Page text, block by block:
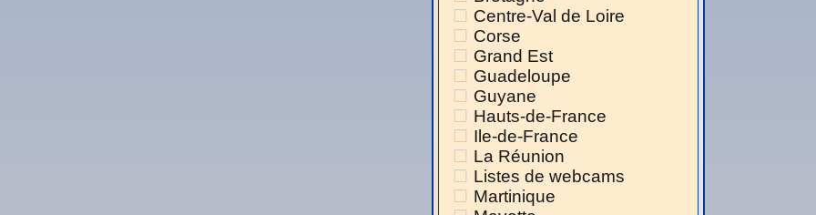
Centre-Val de Loire
Corse
Grand Est
Guadeloupe
Guyane
Hauts-de-France
Ile-de-France
La Réunion
Listes de webcams
Martinique